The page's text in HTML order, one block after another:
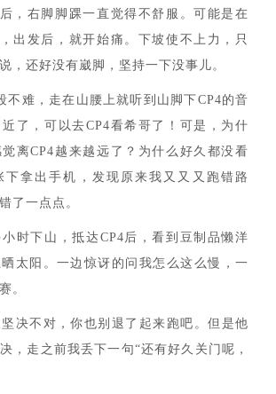
，右脚脚踝一直觉得不舒服。可能是在
出发后，就开始痛。下坡使不上力，只
，还好没有崴脚，坚持一下没事儿。
不难，走在山腰上就听到山脚下CP4的音
了，可以去CP4看希哥了！可是，为什
离CP4越来越远了？为什么好久都没看
下拿出手机，发现原来我又又又跑错路
了一点点。
时下山，抵达CP4后，看到豆制品懒洋
太阳。一边惊讶的问我怎么这么慢，一
。
决不对，你也别退了起来跑吧。但是他
，走之前我丢下一句“还有好久关门呢，